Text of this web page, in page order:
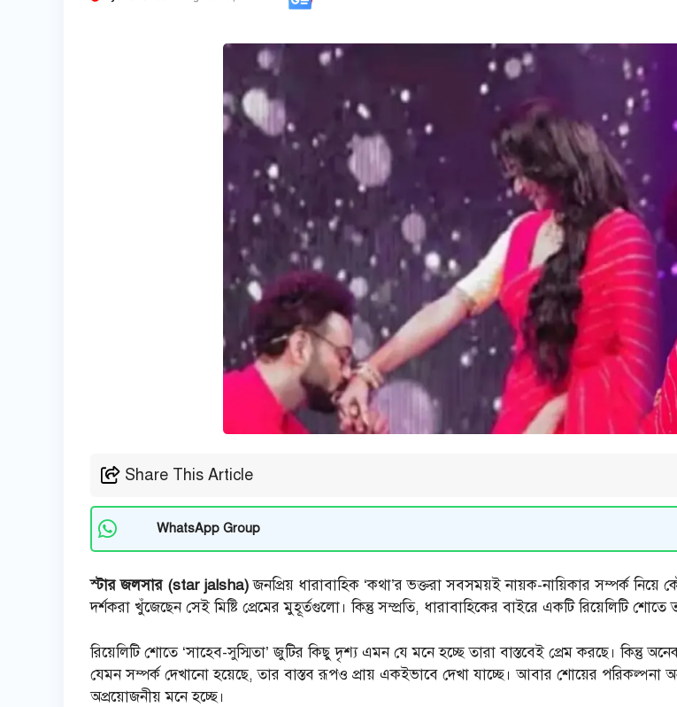
Share This Article
WhatsApp Group
স্টার জলসার (star jalsha)জনপ্রিয় ধারাবাহিক ‘কথা’র ভক্তরা সবসময়ই নায়ক-নায়িকার সম্পর্ক নিয়ে
দর্শকরা খুঁজেছেন সেই মিষ্টি প্রেমের মুহূর্তগুলো। কিন্তু সম্প্রতি, ধারাবাহিকের বাইরে একটি রিয়েলিটি
রিয়েলিটি শোতে ‘সাহেব-সুস্মিতা’ জুটির কিছু দৃশ্য এমন যে মনে হচ্ছে তারা বাস্তবেই প্রেম করছে। কিন্তু
যেমন সম্পর্ক দেখানো হয়েছে, তার বাস্তব রূপও প্রায় একইভাবে দেখা যাচ্ছে। আবার শোয়ের পরিকল্পনা
অপ্রয়োজনীয় মনে হচ্ছে।